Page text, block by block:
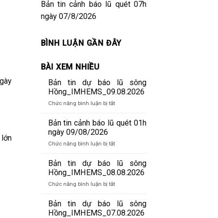
Bản tin cảnh báo lũ quét 07h
ngày 07/8/2026
BÌNH LUẬN GẦN ĐÂY
BÀI XEM NHIỀU
Bản tin dự báo lũ sông
Hồng_IMHEMS_09.08.2026
Chức năng bình luận bị tắtở
tin
dự
lũ
Hồng_IMHEMS_09.08.2026
Bản tin cảnh báo lũ quét 01h
ngày 09/08/2026
Chức năng bình luận bị tắtở
tin
cảnh
lũ
01h
ngày
Bản tin dự báo lũ sông
Hồng_IMHEMS_08.08.2026
Chức năng bình luận bị tắtở
tin
dự
Bản tin dự báo lũ sông
Hồng_IMHEMS_07.08.2026